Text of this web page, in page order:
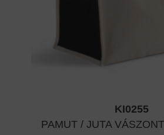
KI0255
PAMUT / JUTA